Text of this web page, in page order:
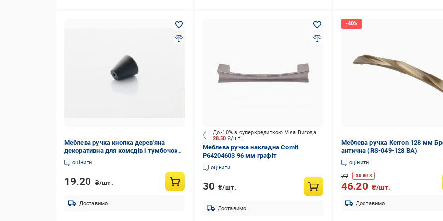
Меблева ручка кнопка дерев'яна
декоративна для комодів і тумбочок
3,5 см Чорний (DR-09)
оцінити
19.20 ₴/шт.
Доставимо
28.50 ₴/шт.
До -10% з суперкредиткою Visa Вигода
Меблева ручка накладна Comit
P64204603 96 мм графіт
оцінити
30 ₴/шт.
Доставимо
Меблева ручка Kerron 128 мм
антична (RS-049-128 BA)
оцінити
77 -30.80 ₴
46.20 ₴/шт.
Доставимо